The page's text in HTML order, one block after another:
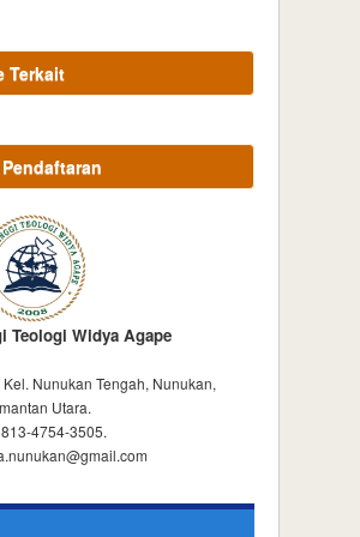
Terkait
Teologi Widya Agape
Nunukan Tengah, Nunukan,
Utara.
4754-3505.